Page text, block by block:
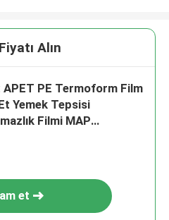
Alın
APET PE Termoform Film
Yemek Tepsisi
Filmi MAP
et